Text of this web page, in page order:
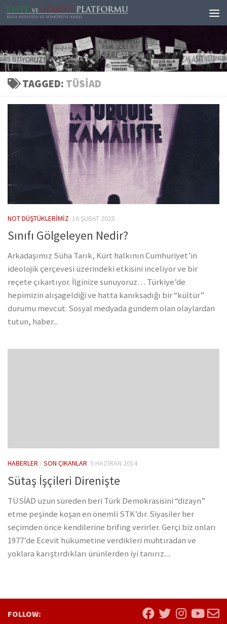
Skip to content
TAGGED: TÜSIAD
NOT DÜŞTÜKLERIMIZ 16 ŞUBAT 2025
Sınıfı Gölgeleyen Nedir?
Arkadaşımız Süha Tarık, Kürt halkının Cumhuriyet’in
ideolojik çerçevesi üzerindeki etkisini inceliyor ve bir
reçete çıkartıyor. İlginize sunuyoruz… Türkiye’de
hepimizin alışageldiği ve hatta kanıksadığı bir “kültür”
durumu mevcut. Sosyal medyada gündem olan olaylardan
tutun, haber...
HABERLER /SON ÇIKANLAR 5 HAZIRAN 2014
Sütaş İşçileri Direnişte
TÜSİAD uzun süreden beri Türk Demokrasisini “dizayn”
etme peşinde koşan en önemli STK’dır. Siyasiler her
seçimden önce kendilerine brifing verirler. Gerçi biz onları
1977’de Ecevit hükümetine verdikleri muhtıradan ve
yoklara karıştırdıkları ürünlerden iyi tanırız....
FOLLOW: